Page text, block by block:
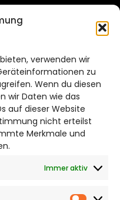
verwenden wir
zu
Wenn du diesen
wir Daten wie das
auf dieser Website
nicht erteilst
Merkmale und
Immer aktiv
FÜR